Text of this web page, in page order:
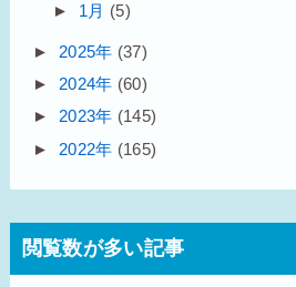
► 1月 (5)
► 2025年 (37)
► 2024年 (60)
► 2023年 (145)
► 2022年 (165)
閲覧数が多い記事